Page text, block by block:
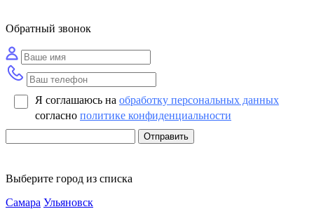
Обратный звонок
Я соглашаюсь на обработку персональных данных
согласно политике конфиденциальности
Отправить
Выберите город из списка
Самара Ульяновск